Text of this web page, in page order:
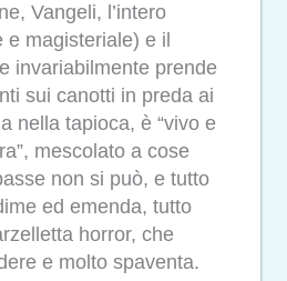
Vangeli, l’intero
e magisteriale) e il
invariabilmente prende
sui canotti in preda ai
nella tapioca, è “vivo e
mescolato a cose
non si può, e tutto
ed emenda, tutto
horror, che
e molto spaventa.